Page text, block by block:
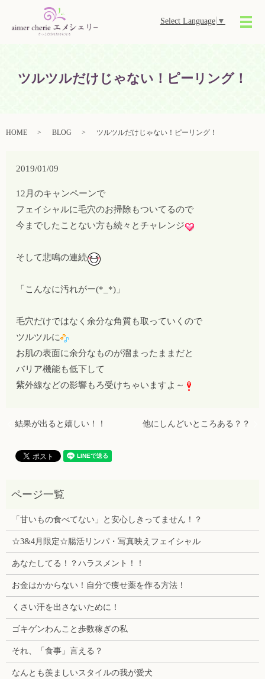
Select Language ▼
メ
ツルツルだけじゃない！ピーリング！
HOME BLOG ツルツルだけじゃない！ピーリング！
2019/01/09
12月のキャンペーンで
フェイシャルに毛穴のお掃除もついてるので
今までしたことない方も続々とチャレンジ
そして悲鳴の連続
「こんなに汚れがー(*_*)」
毛穴だけではなく余分な角質も取っていくので
ツルツルに
お肌の表面に余分なものが溜まったままだと
バリア機能も低下して
紫外線などの影響もろ受けちゃいますよ～
結果が出ると嬉しい！！ 他にしんどいところある？？
「甘いもの食べてない」と安心しきってません！？
☆3&4月限定☆腸活リンパ・写真映えフェイシャル
あなたしてる！？ハラスメント！！
お金はかからない！自分で痩せ薬を作る方法！
くさい汗を出さないために！
ゴキゲンわんこと歩数稼ぎの私
それ、「食事」言える？
なんとも羨ましいスタイルの我が愛犬